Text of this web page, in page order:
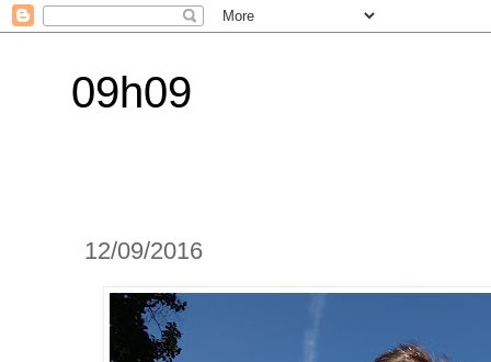
09h09
12/09/2016